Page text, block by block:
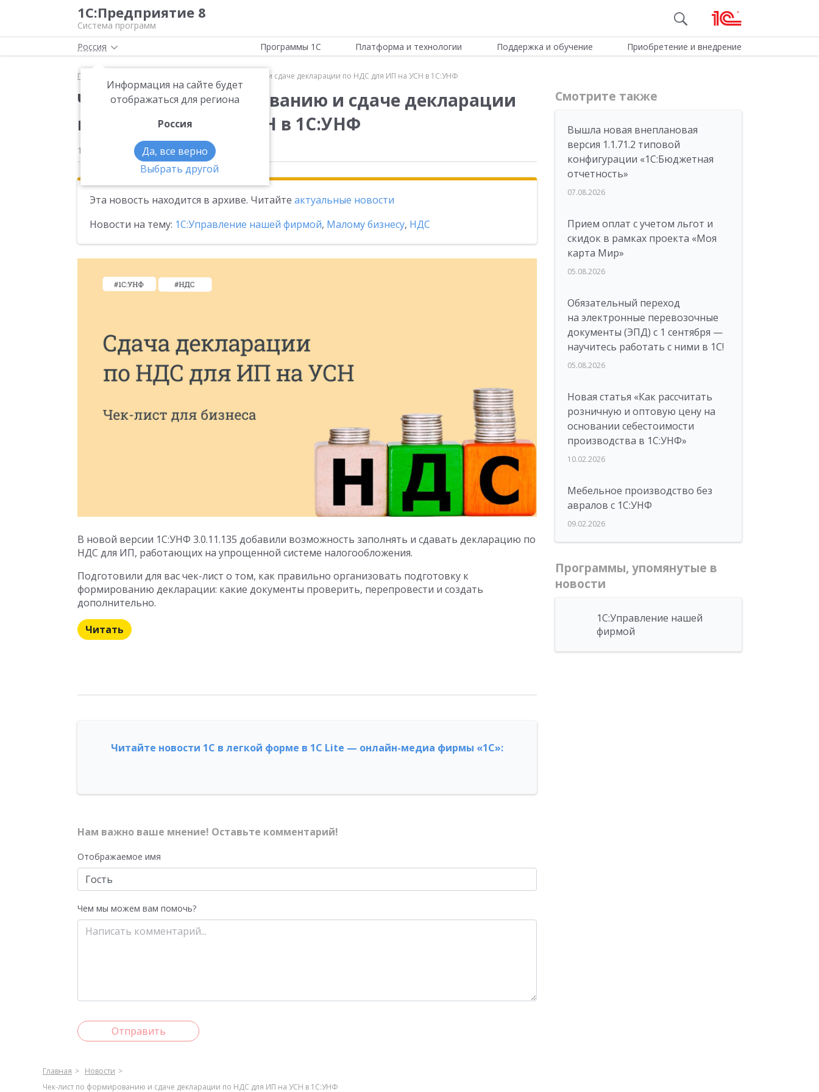
1С:Предприятие 8
Система программ
Россия
Информация на сайте будет
отображаться для региона
Россия
Да, все верно
Выбрать другой
Программы 1С Платформа и технологии Поддержка и обучение Приобретение и внедрение
Главная Чек-лист по формированию и сдаче декларации по НДС для ИП на УСН в 1С:УНФ
Чек-лист по формированию и сдаче декларации
по НДС для ИП на УСН в 1С:УНФ
14.04.2025
Эта новость находится в архиве. Читайте актуальные новости
Новости на тему: 1С:Управление нашей фирмой, Малому бизнесу, НДС
В новой версии 1С:УНФ 3.0.11.135 добавили возможность заполнять и сдавать декларацию по
НДС для ИП, работающих на упрощенной системе налогообложения.
Подготовили для вас чек-лист о том, как правильно организовать подготовку к
формированию декларации: какие документы проверить, перепровести и создать
дополнительно.
Читать
Читайте новости 1С в легкой форме в 1С Lite — онлайн-медиа фирмы «1С»:
Нам важно ваше мнение! Оставьте комментарий!
Отображаемое имя
Чем мы можем вам помочь?
Отправить
Смотрите также
Вышла новая внеплановая
версия 1.1.71.2 типовой
конфигурации «1C:Бюджетная
отчетность»
07.08.2026
Прием оплат с учетом льгот и
скидок в рамках проекта «Моя
карта Мир»
05.08.2026
Обязательный переход
на электронные перевозочные
документы (ЭПД) с 1 сентября —
научитесь работать с ними в 1С!
05.08.2026
Новая статья «Как рассчитать
розничную и оптовую цену на
основании себестоимости
производства в 1С:УНФ»
10.02.2026
Мебельное производство без
авралов с 1С:УНФ
09.02.2026
Программы, упомянутые в
новости
1С:Управление нашей
фирмой
Главная
Новости
Чек-лист по формированию и сдаче декларации по НДС для ИП на УСН в 1С:УНФ